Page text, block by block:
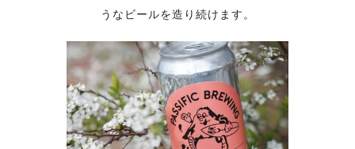
うなビールを造り続けます。